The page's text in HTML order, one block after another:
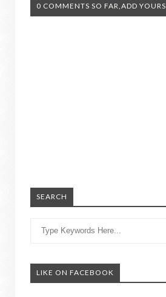
0 COMMENTS SO FAR,ADD YOURS
SEARCH
LIKE ON FACEBOOK